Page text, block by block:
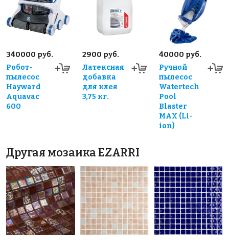
340000 руб.
Робот-
пылесос
Hayward
Aquavac
600
2900 руб.
Латексная
добавка
для клея
3,75 кг.
40000 руб.
Ручной
пылесос
Watertech
Pool
Blaster
MAX (Li-
ion)
Другая мозаика EZARRI